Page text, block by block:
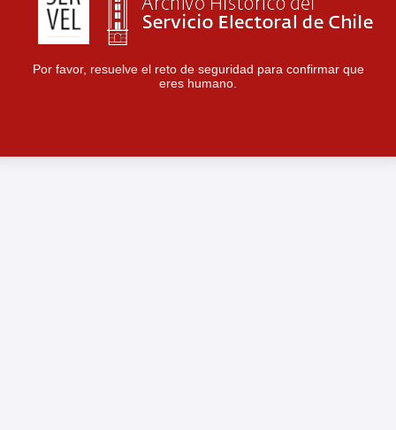
Por favor, resuelve el reto de seguridad para confirmar que
eres humano.